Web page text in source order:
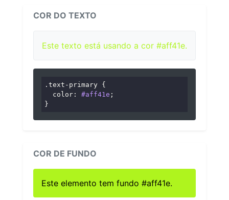
COR DO TEXTO
Este texto está usando a cor #aff41e.
.text-primary {
color : #aff41e ;
}
COR DE FUNDO
Este elemento tem fundo #aff41e.